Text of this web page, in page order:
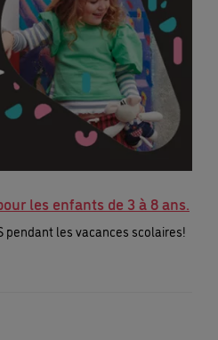
les enfants de 3 à 8 ans.
pendant les vacances scolaires!